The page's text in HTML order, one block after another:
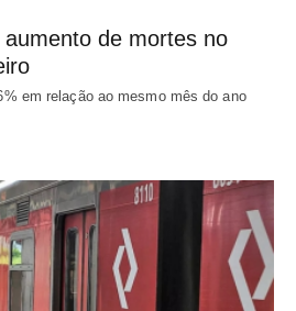
de mortes no
em relação ao mesmo mês do ano